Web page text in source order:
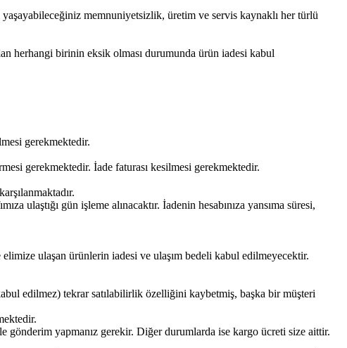
yaşayabileceğiniz memnuniyetsizlik, üretim ve servis kaynaklı her türlü
herhangi birinin eksik olması durumunda ürün iadesi kabul
gerekmektedir.
gerekmektedir. İade faturası kesilmesi gerekmektedir.
ulaştığı gün işleme alınacaktır. İadenin hesabınıza yansıma süresi,
ulaşan ürünlerin iadesi ve ulaşım bedeli kabul edilmeyecektir.
edilmez) tekrar satılabilirlik özelliğini kaybetmiş, başka bir müşteri
gönderim yapmanız gerekir. Diğer durumlarda ise kargo ücreti size aittir.